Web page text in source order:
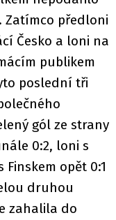
Zatímco předloni
Česko a loni na
publikem
poslední tři
gól ze strany
0:2, loni s
Finskem opět 0:1
druhou
zahalila do